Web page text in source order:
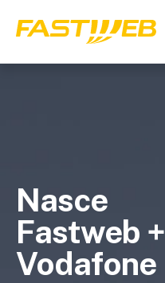
Nasce
Fastweb +
Vodafone